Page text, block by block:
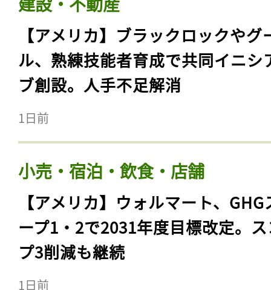
【アメリカ】ブラックロックやグ
ル、熟練技能者育成で共同イニシ
ブ創設。人手不足解消
1日前
小売・宿泊・飲食・店舗
【アメリカ】ウォルマート、GHG
ープ1・2で2031年度目標改定。
プ3削減も継続
1日前